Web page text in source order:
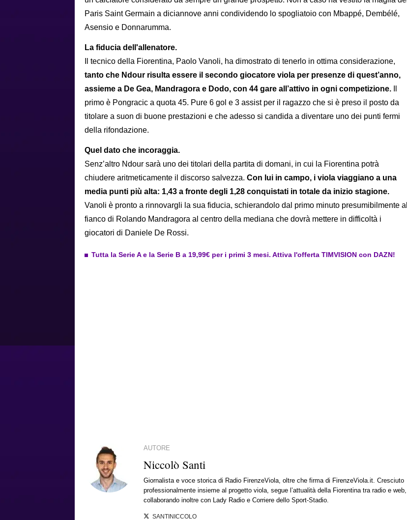
Paris Saint Germain a diciannove anni condividendo lo spogliatoio con Mbappé, Dembélé,
Asensio e Donnarumma.
La fiducia dell'allenatore.
Il tecnico della Fiorentina, Paolo Vanoli, ha dimostrato di tenerlo in ottima considerazione,
tanto che Ndour risulta essere il secondo giocatore viola per presenze di quest’anno,
assieme a De Gea, Mandragora e Dodo, con 44 gare all’attivo in ogni competizione.
primo è Pongracic a quota 45. Pure 6 gol e 3 assist per il ragazzo che si è preso il posto da
titolare a suon di buone prestazioni e che adesso si candida a diventare uno dei punti fermi
della rifondazione.
Quel dato che incoraggia.
Senz’altro Ndour sarà uno dei titolari della partita di domani, in cui la Fiorentina potrà
chiudere aritmeticamente il discorso salvezza. Con lui in campo, i viola viaggiano a una
media punti più alta: 1,43 a fronte degli 1,28 conquistati in totale da inizio stagione.
Vanoli è pronto a rinnovargli la sua fiducia, schierandolo dal primo minuto presumibilmente al
fianco di Rolando Mandragora al centro della mediana che dovrà mettere in difficoltà i
giocatori di Daniele De Rossi.
Tutta la Serie A e la Serie B a 19,99€ per i primi 3 mesi. Attiva l'offerta TIMVISION con DAZN!
AUTORE
Niccolò Santi
Giornalista e voce storica di Radio FirenzeViola, oltre che firma di FirenzeViola.it. Cresciuto
professionalmente insieme al progetto viola, segue l’attualità della Fiorentina tra radio e web,
collaborando inoltre con Lady Radio e Corriere dello Sport-Stadio.
SANTINICCOLO